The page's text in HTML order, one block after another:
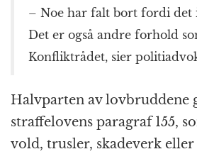
– Noe har falt bort fordi det
Det er også andre forhold
Konfliktrådet, sier
Halvparten av lovbruddene
straffelovens paragraf 155,
vold, trusler, skadeverk eller